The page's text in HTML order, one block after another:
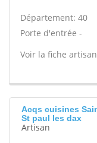
Département: 40
Porte d'entrée -
Voir la fiche
Acqs cuisines
St paul les dax
Artisan